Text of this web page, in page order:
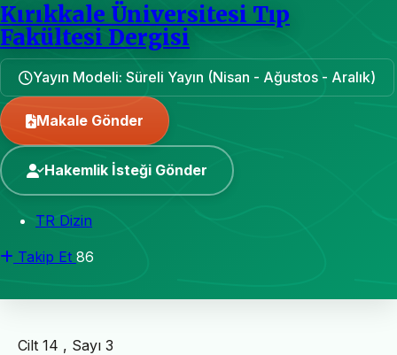
Kırıkkale Üniversitesi Tıp
Fakültesi Dergisi
Yayın Modeli: Süreli Yayın (Nisan - Ağustos - Aralık)
Makale Gönder
Hakemlik İsteği Gönder
TR Dizin
Takip Et 86
Cilt 14 , Sayı 3